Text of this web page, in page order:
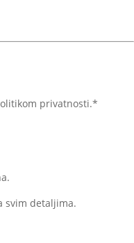
privatnosti.*
svim detaljima.